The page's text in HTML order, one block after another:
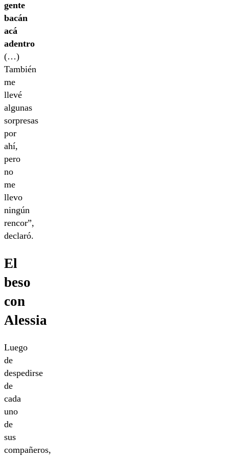
gente
bacán
acá
adentro
(…)
También
me
llevé
algunas
sorpresas
por
ahí,
pero
no
me
llevo
ningún
rencor”,
declaró.
El
beso
con
Alessia
Luego
de
despedirse
de
cada
uno
de
sus
compañeros,